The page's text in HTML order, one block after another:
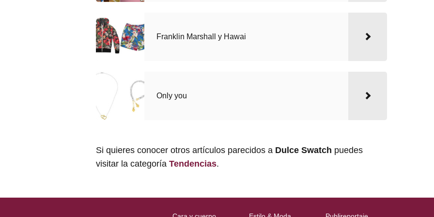
Franklin Marshall y Hawai
Only you
Si quieres conocer otros artículos parecidos a Dulce Swatch puedes
visitar la categoría Tendencias.